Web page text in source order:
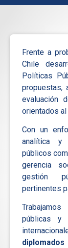
Frente a
Chile
Políticas
propuestas,
evaluación
orientados
Con un
analítica y
públicos
gerencia
gestión
pertinentes
públicas y